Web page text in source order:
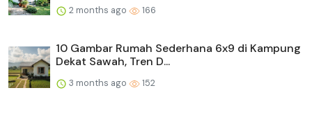
2 months ago 166
10 Gambar Rumah Sederhana 6x9 di Kampung
Dekat Sawah, Tren D...
3 months ago 152